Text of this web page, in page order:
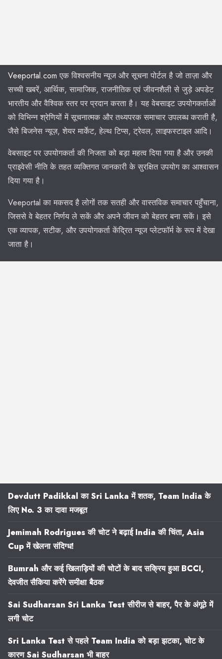
Veeportal.com एक विश्वसनीय न्यूज और सूचना पोर्टल है जो ताज़ा और
सच्ची खबरें, आर्थिक, सामाजिक, राजनीतिक एवं जीवनशैली से जुड़े अपडेट
भारतीय और वैश्विक स्तर पर प्रदान करता है। यह वेबसाइट उपयोगकर्ताओं
को विभिन्न श्रेणियों में सूचनात्मक और तथ्यपरक समाचार उपलब्ध कराती है,
जैसे बिजनेस न्यूज़, शेयर मार्केट, हेल्थ टिप्स, ट्रेवल, लाइफस्टाइल आदि।
वेबसाइट पर उपयोगकर्ता की निजता को बड़ा महत्व दिया गया है और उनकी
प्राइवेसी नीति के तहत व्यक्तिगत जानकारी के सुरक्षित उपयोग का आश्वासन
दिया गया है।
Veeportal का मकसद है लोगों तक सतही और वास्तविक समाचार पहुँचाना,
जिससे वे बेहतर निर्णय ले सकें और अपने जीवन को बेहतर बना सकें। इसे
एक व्यापक, सटीक, और उपयोगकर्ता केंद्रित न्यूज प्लेटफॉर्म के रूप में देखा
जाता है।
Devdutt Padikkal का Sri Lanka में शतक, Team India के
लिए No. 3 का दावा मजबूत
Jemimah Rodrigues की चोट ने बढ़ाई India की चिंता, Asia
Cup में खेलना संदिग्ध!
Bumrah और कई खिलाड़ियों की चोटों के बाद सक्रिय हुआ BCCI,
देवजीत सैकिया करेंगे समीक्षा बैठक
Sai Sudharsan Sri Lanka Test सीरीज से बाहर, पैर के अंगूठे में
लगी चोट
Sri Lanka Test से पहले Team India को बड़ा झटका, चोट के
कारण Sai Sudharsan भी बाहर